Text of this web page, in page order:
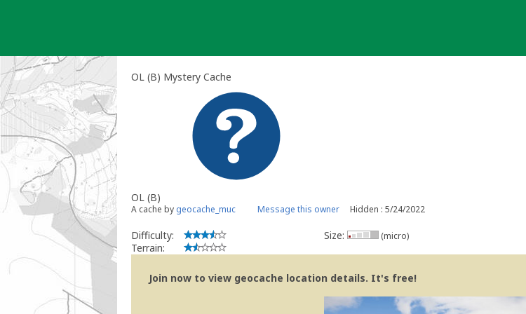
OL (B) Mystery Cache
OL (B)
A cache by geocache_muc Message this owner Hidden : 5/24/2022
Difficulty:
Terrain:
Size: (micro)
Join now to view geocache location details. It's free!